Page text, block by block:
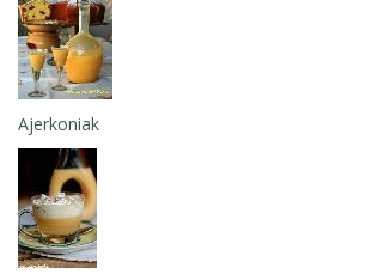
Ajerkoniak